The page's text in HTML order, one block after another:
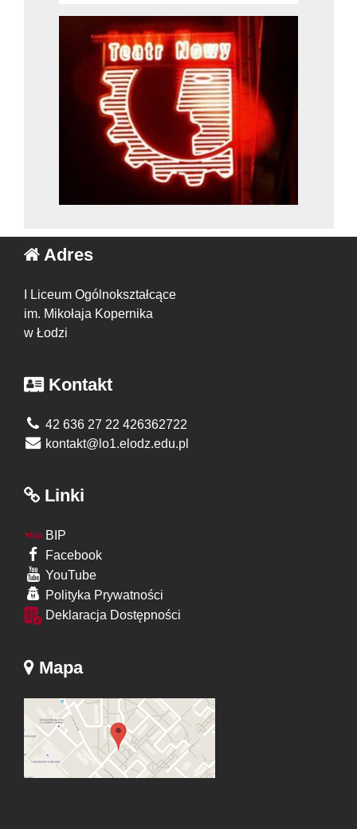
Adres
I Liceum Ogólnokształcące
im. Mikołaja Kopernika
w Łodzi
Kontakt
42 636 27 22 426362722
kontakt@lo1.elodz.edu.pl
Linki
BIP
Facebook
YouTube
Polityka Prywatności
Deklaracja Dostępności
Mapa